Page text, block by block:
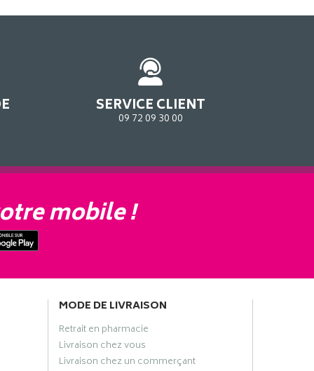
SERVICE CLIENT
09 72 09 30 00
mobile !
MODE DE LIVRAISON
Retrait en pharmacie
Livraison chez vous
Livraison chez un commerçant